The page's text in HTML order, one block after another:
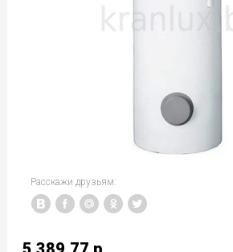
Расскажи друзьям: